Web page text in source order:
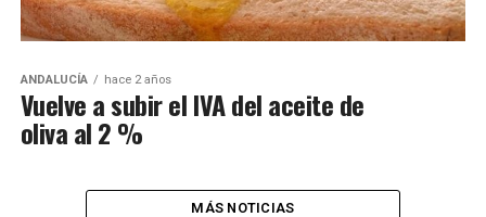
ANDALUCÍA hace 2 años
Vuelve a subir el IVA del aceite de
oliva al 2 %
MÁS NOTICIAS